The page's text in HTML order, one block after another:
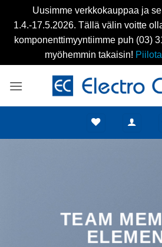
Uusimme verkkokauppaa ja
1.4.-17.5.2026. Tällä välin voitte
komponenttimyyntiimme puh (03)
myöhemmin takaisin!
TEAM